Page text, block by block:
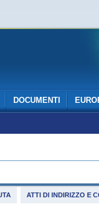
DOCUMENTI
ATTI DI INDIRIZZO E